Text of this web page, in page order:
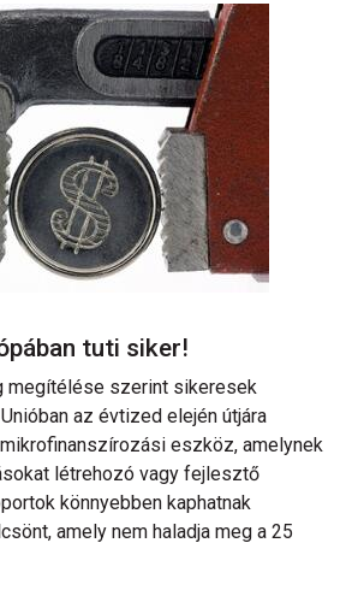
tuti siker!
megítélése szerint sikeresek
az évtized elején útjára
eszköz, amelynek
létrehozó vagy fejlesztő
könnyebben kaphatnak
amely nem haladja meg a 25